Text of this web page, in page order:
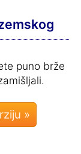
puno brže